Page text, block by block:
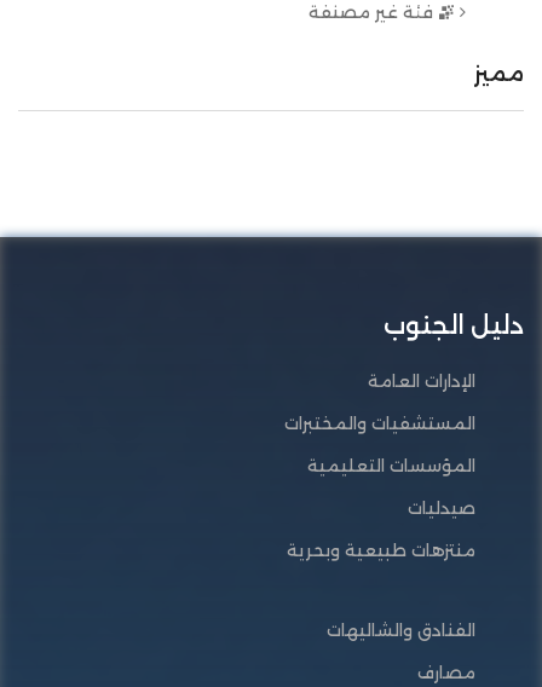
فئة غير مصنفة
مميز
دليل الجنوب
الإدارات العامة
المستشفيات والمختبرات
المؤسسات التعليمية
صيدليات
منتزهات طبيعية وبحرية
الفنادق والشاليهات
مصارف